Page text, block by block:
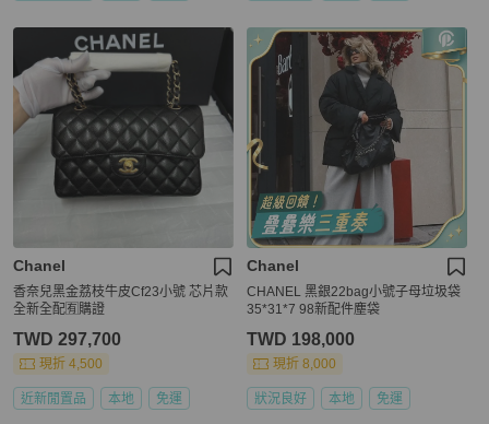
Chanel
香奈兒黑金荔枝牛皮Cf23小號 芯片款
全新全配🈶購證
TWD 297,700
現折 4,500
近新閒置品 本地 免運
Chanel
CHANEL 黑銀22bag小號子母垃圾袋
35*31*7 98新配件塵袋
TWD 198,000
現折 8,000
狀況良好 本地 免運